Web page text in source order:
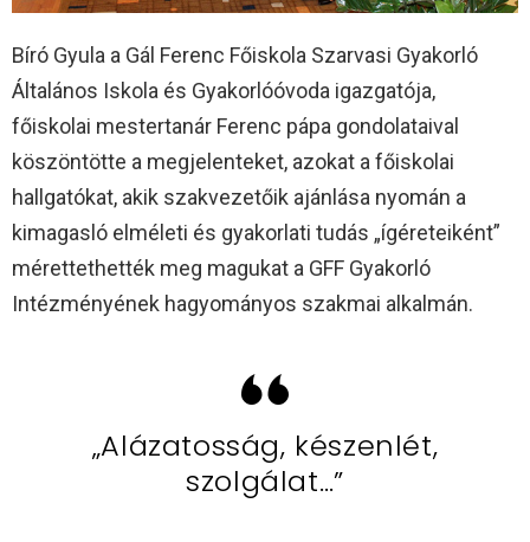
Bíró Gyula a Gál Ferenc Főiskola Szarvasi Gyakorló
Általános Iskola és Gyakorlóóvoda igazgatója,
főiskolai mestertanár Ferenc pápa gondolataival
köszöntötte a megjelenteket, azokat a főiskolai
hallgatókat, akik szakvezetőik ajánlása nyomán a
kimagasló elméleti és gyakorlati tudás „ígéreteiként”
mérettethették meg magukat a GFF Gyakorló
Intézményének hagyományos szakmai alkalmán.
„Alázatosság, készenlét,
szolgálat…”